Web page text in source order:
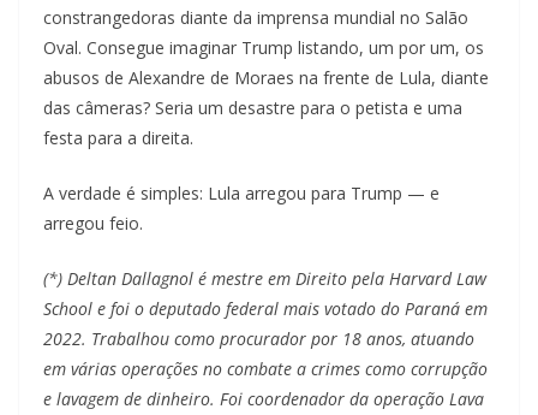
constrangedoras diante da imprensa mundial no Salão
Oval. Consegue imaginar Trump listando, um por um, os
abusos de Alexandre de Moraes na frente de Lula, diante
das câmeras? Seria um desastre para o petista e uma
festa para a direita.
A verdade é simples: Lula arregou para Trump — e
arregou feio.
(*) Deltan Dallagnol é mestre em Direito pela Harvard Law
School e foi o deputado federal mais votado do Paraná em
2022. Trabalhou como procurador por 18 anos, atuando
em várias operações no combate a crimes como corrupção
e lavagem de dinheiro. Foi coordenador da operação Lava